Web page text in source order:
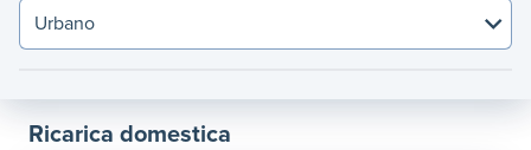
Ricarica domestica